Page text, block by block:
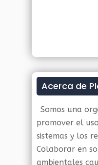
Acerca de
Somos una
promover el
sistemas y los
Colaborar en
ambientales